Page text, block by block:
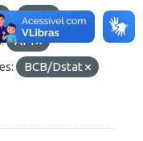
IED
API
BCB/Dstat